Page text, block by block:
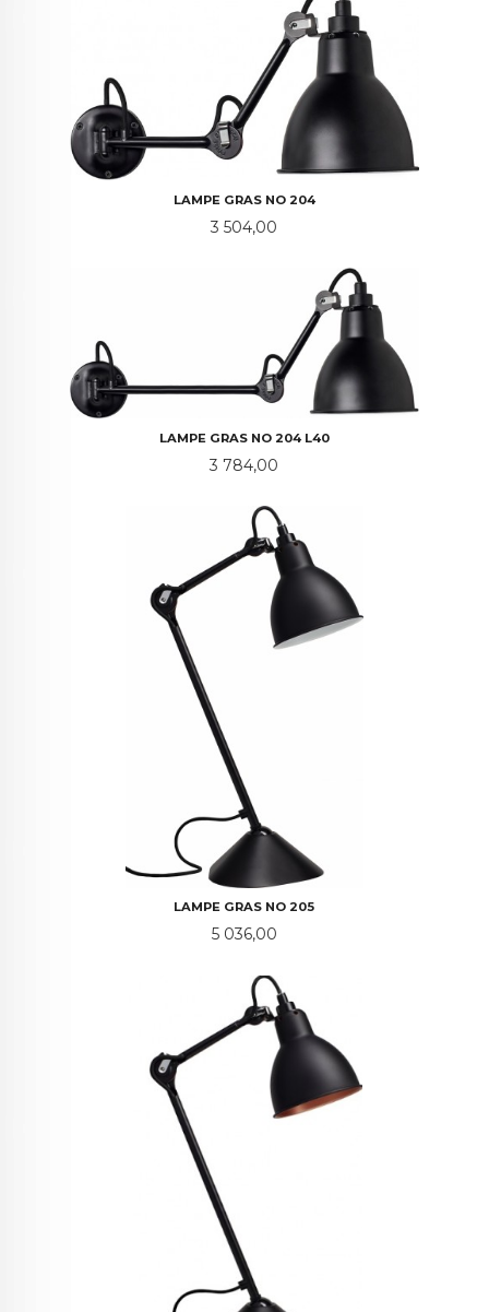
LAMPE GRAS NO 204
Pris
3 504,00
LAMPE GRAS NO 204 L40
Pris
3 784,00
LAMPE GRAS NO 205
Pris
5 036,00